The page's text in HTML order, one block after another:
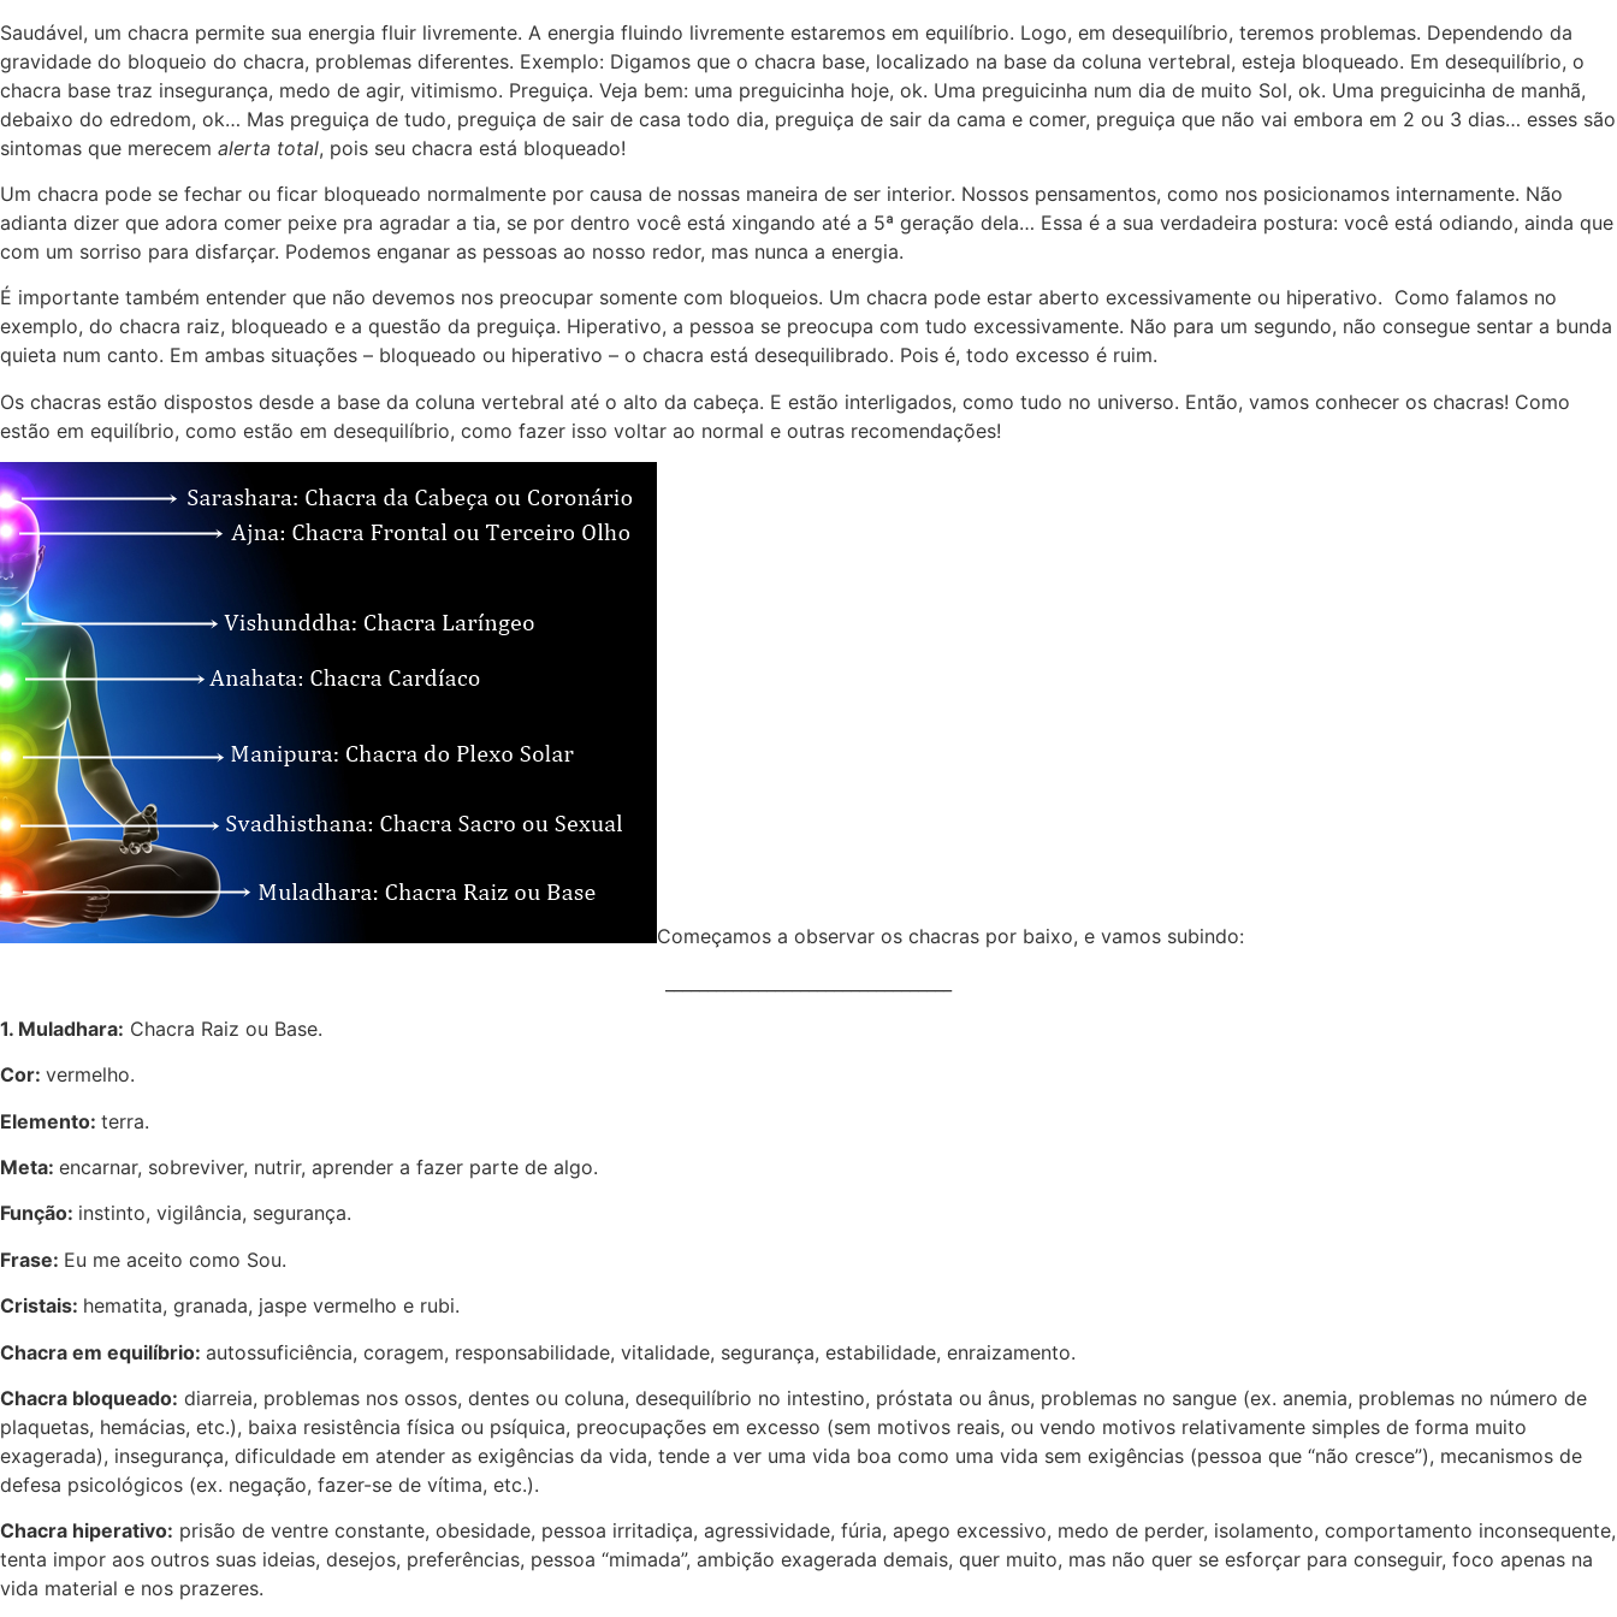
Saudável, um chacra permite sua energia fluir livremente. A energia fluindo livremente estaremos em equilíbrio. Logo, em desequilíbrio, teremos problemas. Dependendo da
gravidade do bloqueio do chacra, problemas diferentes. Exemplo: Digamos que o chacra base, localizado na base da coluna vertebral, esteja bloqueado. Em desequilíbrio, o
chacra base traz insegurança, medo de agir, vitimismo. Preguiça. Veja bem: uma preguicinha hoje, ok. Uma preguicinha num dia de muito Sol, ok. Uma preguicinha de manhã,
debaixo do edredom, ok… Mas preguiça de tudo, preguiça de sair de casa todo dia, preguiça de sair da cama e comer, preguiça que não vai embora em 2 ou 3 dias… esses são
sintomas que merecem alerta total, pois seu chacra está bloqueado!
Um chacra pode se fechar ou ficar bloqueado normalmente por causa de nossas maneira de ser interior. Nossos pensamentos, como nos posicionamos internamente. Não
adianta dizer que adora comer peixe pra agradar a tia, se por dentro você está xingando até a 5ª geração dela… Essa é a sua verdadeira postura: você está odiando, ainda que
com um sorriso para disfarçar. Podemos enganar as pessoas ao nosso redor, mas nunca a energia.
É importante também entender que não devemos nos preocupar somente com bloqueios. Um chacra pode estar aberto excessivamente ou hiperativo. Como falamos no
exemplo, do chacra raiz, bloqueado e a questão da preguiça. Hiperativo, a pessoa se preocupa com tudo excessivamente. Não para um segundo, não consegue sentar a bunda
quieta num canto. Em ambas situações – bloqueado ou hiperativo – o chacra está desequilibrado. Pois é, todo excesso é ruim.
Os chacras estão dispostos desde a base da coluna vertebral até o alto da cabeça. E estão interligados, como tudo no universo. Então, vamos conhecer os chacras! Como
estão em equilíbrio, como estão em desequilíbrio, como fazer isso voltar ao normal e outras recomendações!
Começamos a observar os chacras por baixo, e vamos subindo:
1. Muladhara: Chacra Raiz ou Base.
Cor: vermelho.
Elemento: terra.
Meta: encarnar, sobreviver, nutrir, aprender a fazer parte de algo.
Função: instinto, vigilância, segurança.
Frase: Eu me aceito como Sou.
Cristais: hematita, granada, jaspe vermelho e rubi.
Chacra em equilíbrio: autossuficiência, coragem, responsabilidade, vitalidade, segurança, estabilidade, enraizamento.
Chacra bloqueado: diarreia, problemas nos ossos, dentes ou coluna, desequilíbrio no intestino, próstata ou ânus, problemas no sangue (ex. anemia, problemas no número de
plaquetas, hemácias, etc.), baixa resistência física ou psíquica, preocupações em excesso (sem motivos reais, ou vendo motivos relativamente simples de forma muito
exagerada), insegurança, dificuldade em atender as exigências da vida, tende a ver uma vida boa como uma vida sem exigências (pessoa que “não cresce”), mecanismos de
defesa psicológicos (ex. negação, fazer-se de vítima, etc.).
Chacra hiperativo: prisão de ventre constante, obesidade, pessoa irritadiça, agressividade, fúria, apego excessivo, medo de perder, isolamento, comportamento inconsequente,
tenta impor aos outros suas ideias, desejos, preferências, pessoa “mimada”, ambição exagerada demais, quer muito, mas não quer se esforçar para conseguir, foco apenas na
vida material e nos prazeres.